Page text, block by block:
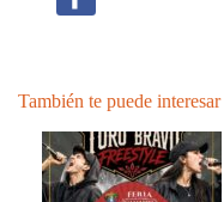
También te puede interesar